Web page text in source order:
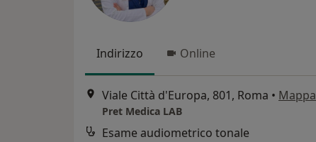
Indirizzo Online
Viale Città d'Europa, 801, Roma • Mappa
Pret Medica LAB
Esame audiometrico tonale